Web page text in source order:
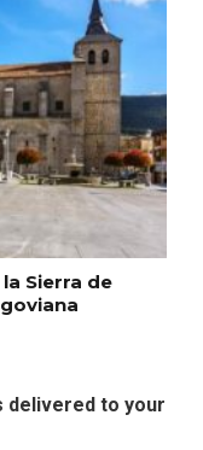
Sierra de
delivered to your